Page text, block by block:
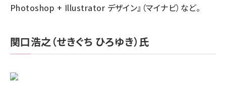
Photoshop + Illustrator デザイン』（マイナビ）など。
関口浩之（せきぐち ひろゆき）氏